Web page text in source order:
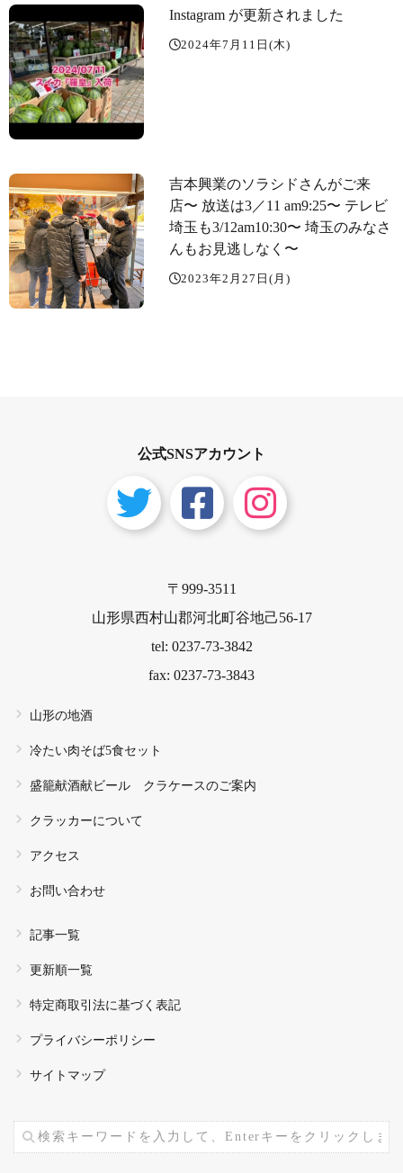
Instagram が更新されました
2024年7月11日(木)
吉本興業のソラシドさんがご来
店〜️ 放送は3／11 am9:25〜 テレビ
埼玉も3/12am10:30〜 埼玉のみなさ
んもお見逃しなく〜
2023年2月27日(月)
公式SNSアカウント
〒999-3511
山形県西村山郡河北町谷地己56-17
tel: 0237-73-3842
fax: 0237-73-3843
山形の地酒
冷たい肉そば5食セット
盛籠献酒献ビール クラケースのご案内
クラッカーについて
アクセス
お問い合わせ
記事一覧
更新順一覧
特定商取引法に基づく表記
プライバシーポリシー
サイトマップ